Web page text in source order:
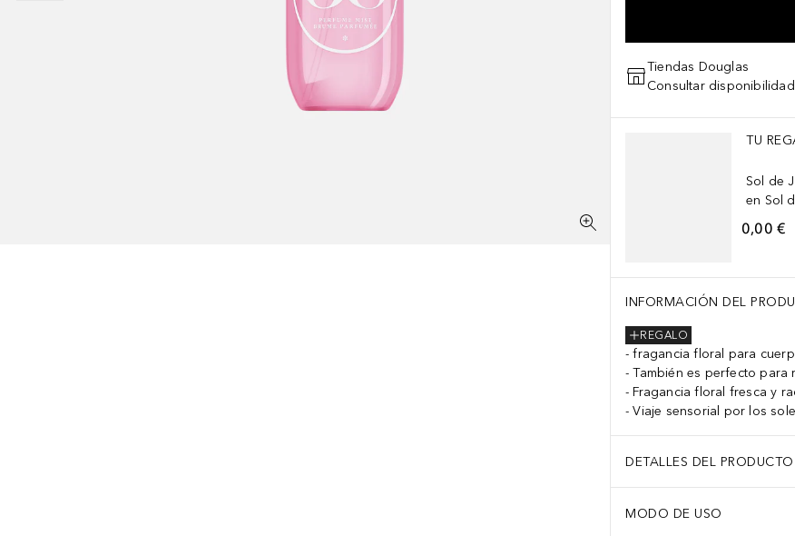
Tiendas Douglas
Consultar
Saltar Deslizador
TU
Sol de
en Sol
0,00 €
INFORMACIÓN DEL
REGALO
fragancia floral para
También es perfecto para
Fragancia floral fresca y
Viaje sensorial por los
DETALLES DEL PRODUCTO
MODO DE USO